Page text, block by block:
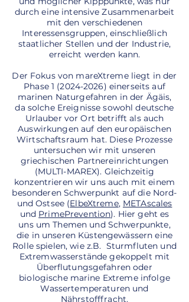
durch eine intensive Zusammenarbeit
mit den verschiedenen
Interessensgruppen, einschließlich
staatlicher Stellen und der Industrie,
erreicht werden kann.
Der Fokus von mareXtreme liegt in der
Phase 1 (2024-2026) einerseits auf
marinen Naturgefahren in der Ägäis,
da solche Ereignisse sowohl deutsche
Urlauber vor Ort betrifft als auch
Auswirkungen auf den europäischen
Wirtschaftsraum hat. Diese Prozesse
untersuchen wir mit unseren
griechischen Partnereinrichtungen
(MULTI-MAREX). Gleichzeitig
konzentrieren wir uns auch mit einem
besonderen Schwerpunkt auf die Nord-
und Ostsee (ElbeXtreme, METAscales
und PrimePrevention). Hier geht es
uns um Themen und Schwerpunkte,
die in unseren Küstengewässern eine
Rolle spielen, wie z.B. Sturmfluten und
Extremwasserstände gekoppelt mit
Überflutungsgefahren oder
biologische marine Extreme infolge
Wassertemperaturen und
Nährstofffracht.